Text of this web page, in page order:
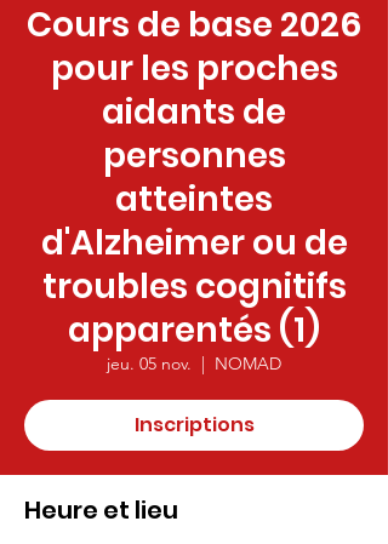
Cours de base 2026
pour les proches
aidants de
personnes
atteintes
d'Alzheimer ou de
troubles cognitifs
apparentés (1)
jeu. 05 nov.
  |
NOMAD
Inscriptions
Heure et lieu